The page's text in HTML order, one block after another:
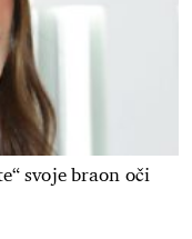
svoje braon oči